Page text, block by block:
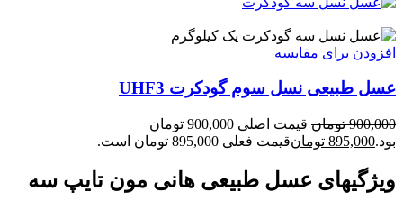
یک کیلوگرم
افزودن برای مقایسه
عسل طبیعی نسل سوم گودکرت UHF3
900,000 تومان
قیمت اصلی 900,000 تومان
بود.895,000 تومانقیمت فعلی 895,000 تومان است.
ویژگیهای عسل طبیعی هانی مون تایپ سه